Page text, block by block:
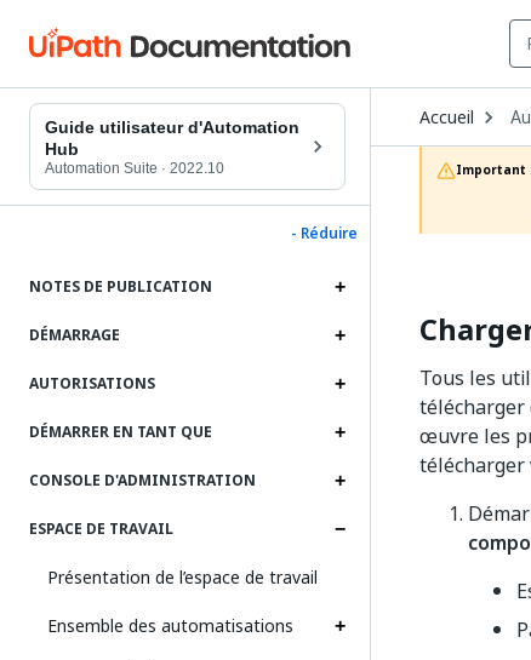
Guide utilisateur d'Automation
Hub
Automation Suite · 2022.10
- Réduire
NOTES DE PUBLICATION
DÉMARRAGE
AUTORISATIONS
DÉMARRER EN TANT QUE
CONSOLE D'ADMINISTRATION
ESPACE DE TRAVAIL
Présentation de l’espace de travail
Ensemble des automatisations
Accueil
to
Important
Tous les
télécharger
œuvre les
télécharger